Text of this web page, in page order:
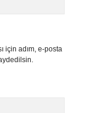
için adım, e-posta